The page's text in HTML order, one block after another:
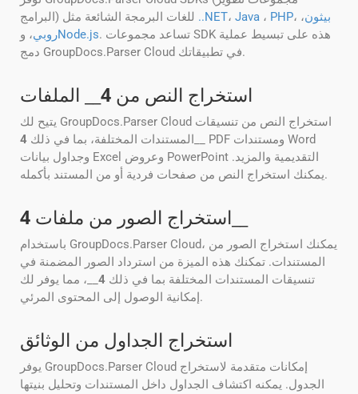
..NET، Java ، PHP، بيثون،
روبي، و Node.js. تساعد مجموعات SDK هذه على تبسيط عملية
دمج GroupDocs.Parser Cloud في تطبيقاتك.
استخراج النص من 4 __ الملفات
يتيح لك GroupDocs.Parser Cloud استخراج النص من تنسيقات
المستندات المختلفة، بما في ذلك 4
__ PDF ومستندات Word
وجداول بيانات Excel وعروض PowerPoint التقديمية والمزيد.
يمكنك استخراج النص من صفحات فردية أو من المستند بأكمله.
استخراج الصور من ملفات 4
باستخدام GroupDocs.Parser Cloud، يمكنك استخراج الصور من
المستندات. تمكنك هذه الميزة من استرداد الصور المضمنة في
تنسيقات المستندات المختلفة بما في ذلك 4 __، مما يوفر لك
إمكانية الوصول إلى المحتوى المرئي.
استخراج الجداول من الوثائق
يوفر GroupDocs.Parser Cloud إمكانات متقدمة لاستخراج
الجدول. يمكنه اكتشاف الجداول داخل المستندات وتحليل بنيتها